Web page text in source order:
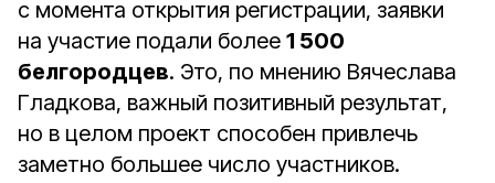
с момента открытия регистрации, заявки
на участие подали более 1 500
белгородцев. Это, по мнению Вячеслава
Гладкова, важный позитивный результат,
но в целом проект способен привлечь
заметно большее число участников.